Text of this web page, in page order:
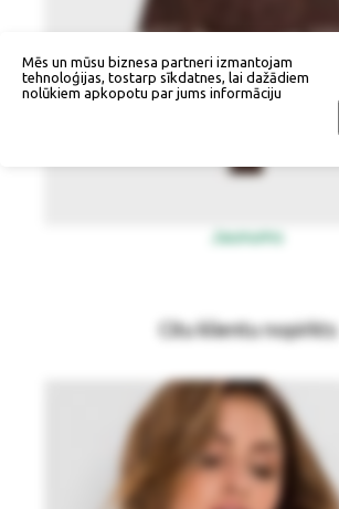
Jaunums
Citu klientu nopirkts
Mēs un mūsu biznesa partneri izmantojam
tehnoloģijas, tostarp sīkdatnes, lai dažādiem
nolūkiem apkopotu par jums informāciju